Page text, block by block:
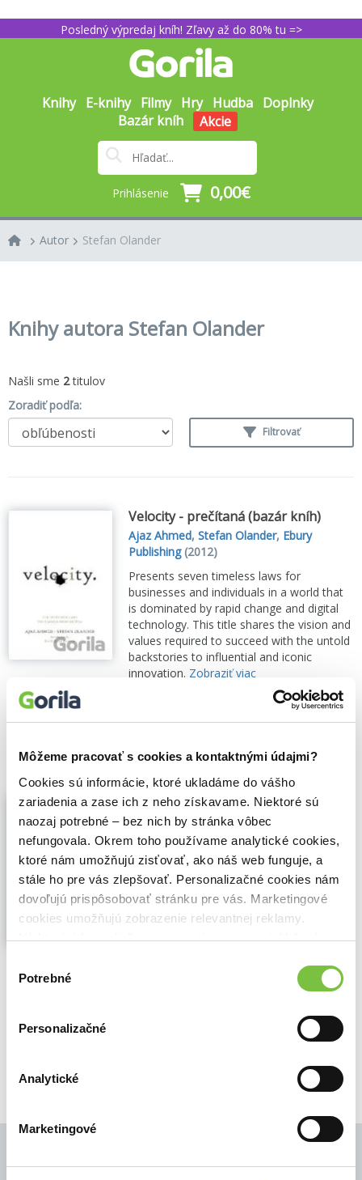
Môžeme pracovať s cookies a kontaktnými údajmi?
Cookies sú informácie, ktoré ukladáme do vášho
zariadenia a zase ich z neho získavame. Niektoré sú
naozaj potrebné – bez nich by stránka vôbec
nefungovala. Okrem toho používame analytické cookies,
ktoré nám umožňujú zisťovať, ako náš web funguje, a
stále ho pre vás zlepšovať. Personalizačné cookies nám
dovoľujú prispôsobovať stránku pre vás. Marketingové
cookies umožňujú zobrazenie relevantnej reklamy.
Niektoré údaje zdieľame aj s tretími stranami. Veľmi by
cookies.
súhlasu
Potrebné
Personalizačné
Analytické
Marketingové
Posledný výpredaj kníh! Zľavy až do 80% tu =>
Knihy E-knihy Filmy Hry Hudba Doplnky
Bazár kníh
Akcie
Prihlásenie 0,00€
Autor Stefan Olander
Knihy autora Stefan Olander
Našli sme 2titulov
Zoradiť podľa:
Filtrovať
Velocity - prečítaná (bazár kníh)
Ajaz Ahmed,Stefan Olander, Ebury
Publishing(2012)
Presents seven timeless laws for
businesses and individuals in a world that
is dominated by rapid change and digital
technology. This title shares the vision and
values required to succeed with the untold
backstories to influential and iconic
innovation. Zobraziť viac
🌴 Máme na sklade, posielame ihneď.
Velocity
Ajaz Ahmed,Stefan Olander
Publishing(2012)
Presents seven timeless laws for
businesses and individuals in a world that
is dominated by rapid change and digital
technology. This title shares the vision and
values required to succeed with the untold
backstories to influential and iconic
12,90€